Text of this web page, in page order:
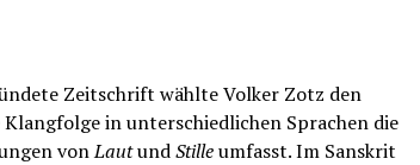
Zeitschrift wählte Volker Zotz den
Klangfolge in unterschiedlichen Sprachen die
vonLautundStilleumfasst. Im Sanskrit